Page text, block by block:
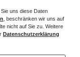
uns diese Daten
, beschränken wir uns auf
nicht auf Sie zu. Weitere
Datenschutzerklärung